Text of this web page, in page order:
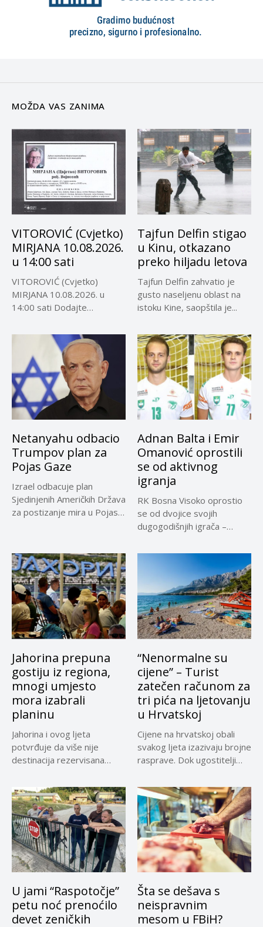
MOŽDA VAS ZANIMA
VITOROVIĆ (Cvjetko)
MIRJANA 10.08.2026.
u 14:00 sati
VITOROVIĆ (Cvjetko)
MIRJANA 10.08.2026. u
14:00 sati Dodajte
izvore...
Tajfun Delfin stigao
u Kinu, otkazano
preko hiljadu letova
Tajfun Delfin zahvatio je
gusto naseljenu oblast na
istoku Kine, saopštila je...
Netanyahu odbacio
Trumpov plan za
Pojas Gaze
Izrael odbacuje plan
Sjedinjenih Američkih Država
za postizanje mira u Pojasu
Adnan Balta i Emir
Omanović oprostili
se od aktivnog
igranja
RK Bosna Visoko oprostio
se od dvojice svojih
dugogodišnjih igrača –
Jahorina prepuna
gostiju iz regiona,
mnogi umjesto
mora izabrali
planinu
Jahorina i ovog ljeta
potvrđuje da više nije
destinacija rezervisana
“Nenormalne su
cijene” – Turist
zatečen računom za
tri pića na ljetovanju
u Hrvatskoj
Cijene na hrvatskoj obali
svakog ljeta izazivaju brojne
rasprave. Dok ugostitelji
U jami “Raspotočje”
petu noć prenoćilo
devet zeničkih
Šta se dešava s
neispravnim
mesom u FBiH?